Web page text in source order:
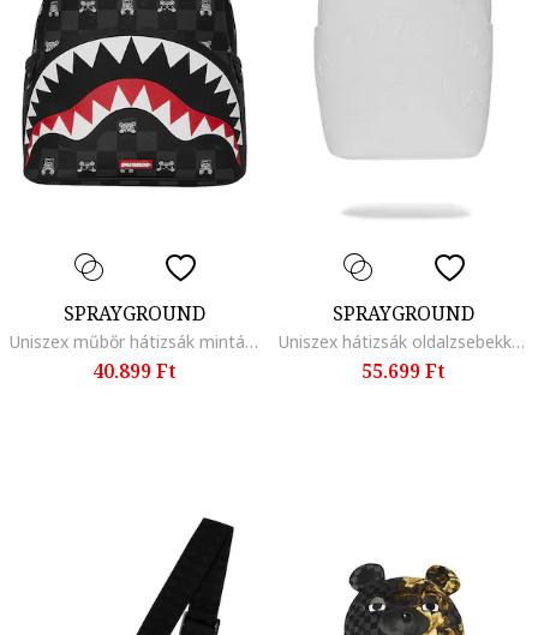
SPRAYGROUND
Uniszex műbőr hátizsák mintával, Fekete/Sötétszürke
40.899 Ft
SPRAYGROUND
Uniszex hátizsák oldalzsebekkel, Fehér/Bézs
55.699 Ft